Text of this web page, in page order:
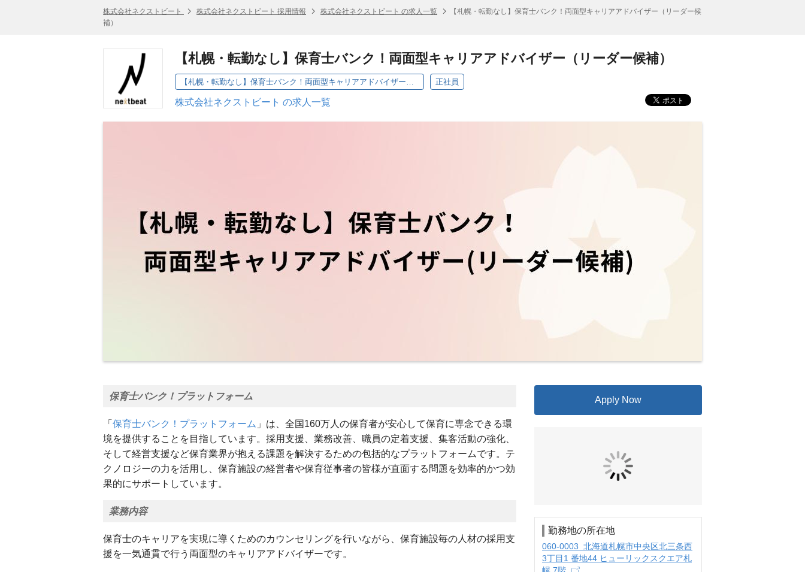
株式会社ネクストビート 株式会社ネクストビート 採用情報 株式会社ネクストビート の求人一覧
【札幌・転勤なし】保育士バンク！両面型キャリアアドバイザー（リーダー候
補）
【札幌・転勤なし】保育士バンク！両面型キャリアアドバイザー（リーダー候補）
【札幌・転勤なし】保育士バンク！両面型キャリアアドバイザー（リーダー候補） 正社員
株式会社ネクストビート の求人一覧
保育士バンク！プラットフォーム
「 保育士バンク！プラットフォーム 」は、全国160万人の保育者が安心して保育に専念できる環
境を提供することを目指しています。採用支援、業務改善、職員の定着支援、集客活動の強化、
そして経営支援など保育業界が抱える課題を解決するための包括的なプラットフォームです。テ
クノロジーの力を活用し、保育施設の経営者や保育従事者の皆様が直面する問題を効率的かつ効
果的にサポートしています。
業務内容
保育士のキャリアを実現に導くためのカウンセリングを行いながら、保育施設毎の人材の採用支
援を一気通貫で行う両面型のキャリアアドバイザーです。
Apply Now
勤務地の所在地
060-0003 北海道札幌市中央区北三条西
3丁目1 番地44 ヒューリックスクエア札